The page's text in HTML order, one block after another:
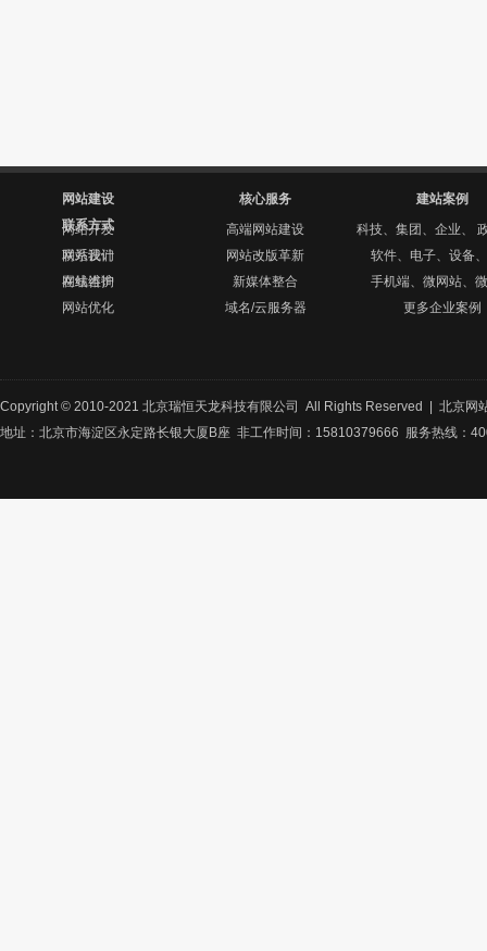
网站建设
网站开发
网站设计
网站维护
网站优化
核心服务
高端网站建设
网站改版革新
新媒体整合
域名/云服务器
建站案例
科技、集团、企业、
软件、电子、设备
手机端、微网站、
更多企业案例
联系方式
联系我们
在线咨询
Copyright © 2010-2021 北京瑞恒天龙科技有限公司 All Rights Reserved | 北京网
地址：北京市海淀区永定路长银大厦B座 非工作时间：15810379666 服务热线：